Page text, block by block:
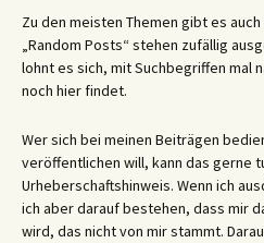
Zu den meisten Themen gibt es
„Random Posts“ stehen zufällig
lohnt es sich, mit Suchbegriffen mal
noch hier findet.
Wer sich bei meinen Beiträgen
veröffentlichen will, kann das gerne
Urheberschaftshinweis. Wenn ich
ich aber darauf bestehen, dass mir
wird, das nicht von mir stammt.